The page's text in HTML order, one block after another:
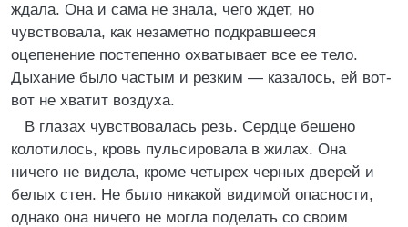
ждала. Она и сама не знала, чего ждет, но
чувствовала, как незаметно подкравшееся
оцепенение постепенно охватывает все ее тело.
Дыхание было частым и резким — казалось, ей вот-
вот не хватит воздуха.
В глазах чувствовалась резь. Сердце бешено
колотилось, кровь пульсировала в жилах. Она
ничего не видела, кроме четырех черных дверей и
белых стен. Не было никакой видимой опасности,
однако она ничего не могла поделать со своим